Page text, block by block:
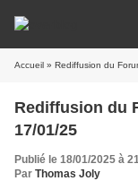
Accueil » Rediffusion du
Rediffusion du
17/01/25
Publié le 18/01/2025 à
Par Thomas Joly